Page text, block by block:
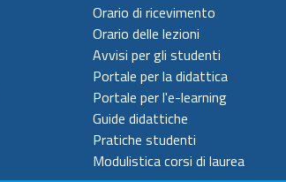
Orario di ricevimento
Orario delle lezioni
Avvisi per gli studenti
Portale per la didattica
Portale per l'e-learning
Guide didattiche
Pratiche studenti
Modulistica corsi di laurea